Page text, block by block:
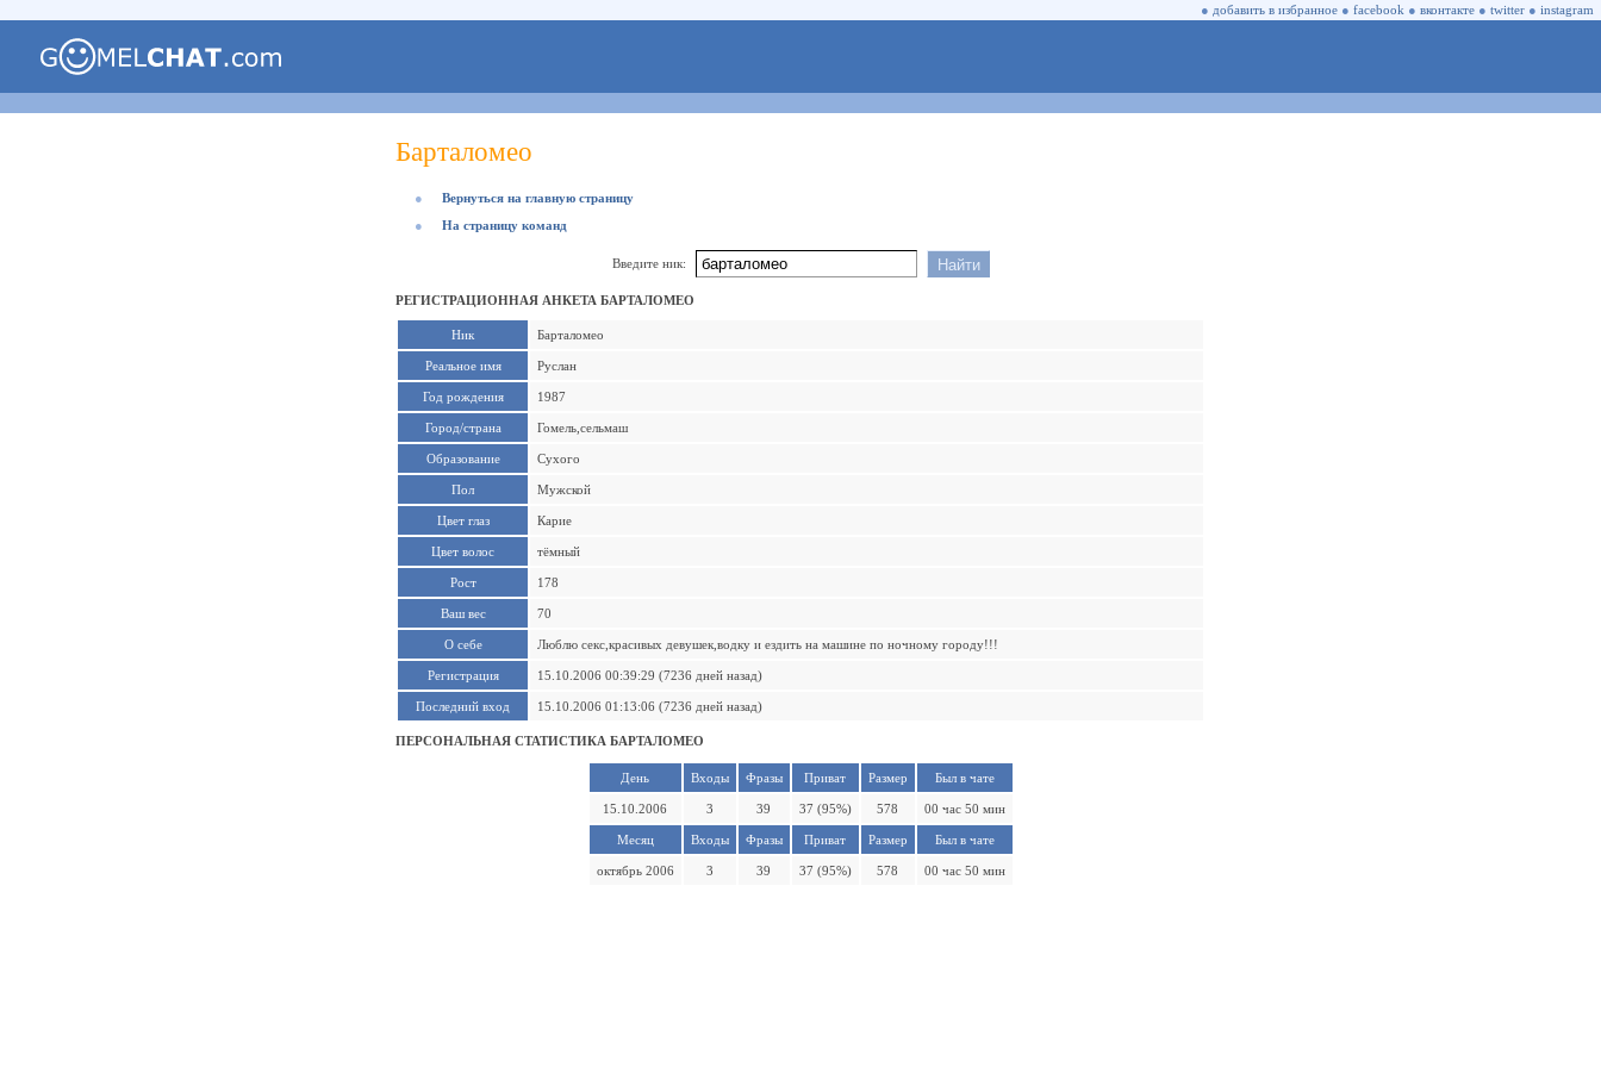
● добавить в избранное ● facebook ● вконтакте ● twitter ● instagram
Барталомео
●
Вернуться на главную страницу
●
На страницу команд
Введите ник:
РЕГИСТРАЦИОННАЯ АНКЕТА БАРТАЛОМЕО
Ник Барталомео
Реальное имя Руслан
Год рождения 1987
Город/страна Гомель,сельмаш
Образование Сухого
Пол Мужской
Цвет глаз Карие
Цвет волос тёмный
Рост 178
Ваш вес 70
О себе Люблю секс,красивых девушек,водку и ездить на машине по ночному городу!!!
Регистрация 15.10.2006 00:39:29 (7236 дней назад)
Последний вход 15.10.2006 01:13:06 (7236 дней назад)
ПЕРСОНАЛЬНАЯ СТАТИСТИКА БАРТАЛОМЕО
День Входы Фразы Приват Размер Был в чате
15.10.2006 3 39 37 (95%) 578 00 час 50 мин
Месяц Входы Фразы Приват Размер Был в чате
октябрь 2006 3 39 37 (95%) 578 00 час 50 мин